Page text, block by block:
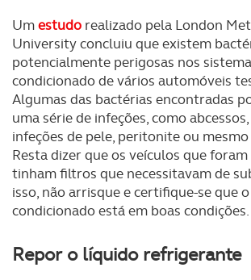
Umestudo realizado pela London
University concluiu que existem
potencialmente perigosas nos
condicionado de vários automóveis
Algumas das bactérias encontradas
uma série de infeções, como
infeções de pele, peritonite ou
Resta dizer que os veículos que
tinham filtros que necessitavam de
isso, não arrisque e certifique-se que
condicionado está em boas condições.
Repor o líquido refrigerante